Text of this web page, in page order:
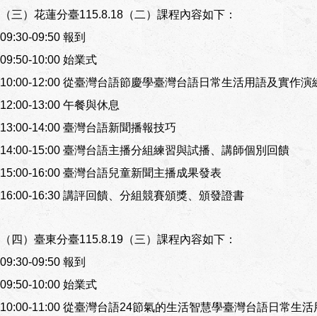
（三）花蓮分臺115.8.18（二）課程內容如下：
09:30-09:50 報到
09:50-10:00 始業式
10:00-12:00 從臺灣台語節慶學臺灣台語日常生活用語及實作演
12:00-13:00 午餐與休息
13:00-14:00 臺灣台語新聞播報技巧
14:00-15:00 臺灣台語主播分組練習與試播、講師個別回饋
15:00-16:00 臺灣台語兒童新聞主播成果發表
16:00-16:30 講評回饋、分組競賽頒獎、頒發證書
（四）臺東分臺115.8.19（三）課程內容如下：
09:30-09:50 報到
09:50-10:00 始業式
10:00-11:00 從臺灣台語24節氣的生活智慧學臺灣台語日常生活